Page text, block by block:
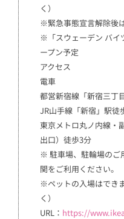
く）
※緊急事態宣言解除後
※「スウェーデン バイ
ープン予定
アクセス
電車
都営新宿線「新宿三丁
JR山手線「新宿」駅徒
東京メトロ丸ノ内線・
出口）徒歩3分
※ 駐車場、駐輪場のご
関をご利用ください。
※ペットの入場はでき
く）
URL： https://